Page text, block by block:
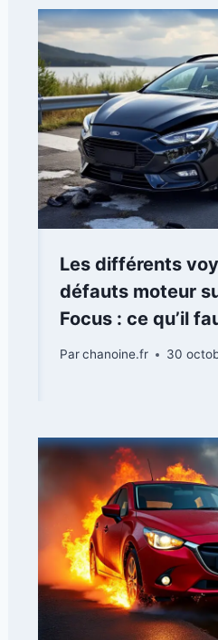
Les différents
défauts moteur
Focus : ce qu’il
Parchanoine.fr 30